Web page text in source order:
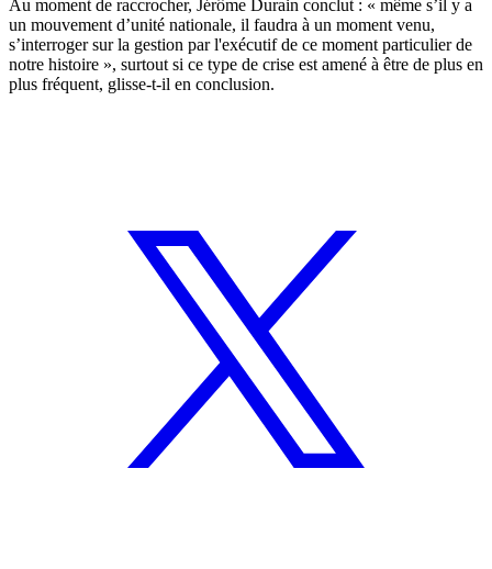
Au moment de raccrocher, Jérôme Durain conclut : « même s’il y a
un mouvement d’unité nationale, il faudra à un moment venu,
s’interroger sur la gestion par l'exécutif de ce moment particulier de
notre histoire », surtout si ce type de crise est amené à être de plus en
plus fréquent, glisse-t-il en conclusion.